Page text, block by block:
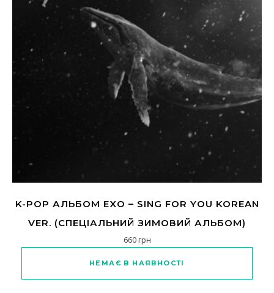
K-POP АЛЬБОМ EXO – SING FOR YOU KOREAN
VER. (СПЕЦІАЛЬНИЙ ЗИМОВИЙ АЛЬБОМ)
660грн
НЕМАЄ В НАЯВНОСТІ